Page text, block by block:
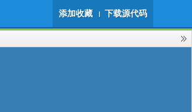
添加收藏 下载源代码
|